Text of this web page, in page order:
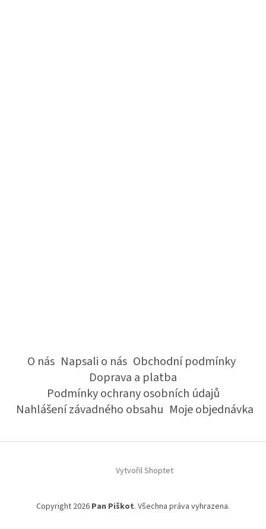
O nás Napsali o nás Obchodní podmínky
Doprava a platba
Podmínky ochrany osobních údajů
Nahlášení závadného obsahu Moje objednávka
Vytvořil Shoptet
Copyright 2026 Pan Piškot. Všechna práva vyhrazena.